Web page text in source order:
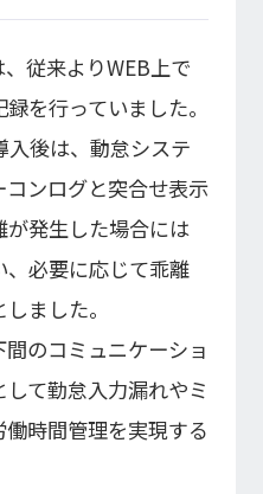
従来よりWEB上で
を行っていました。
後は、動怠システ
ンログと突合せ表示
発生した場合には
必要に応じて乖離
ました。
のコミュニケーショ
て勤怠入力漏れやミ
時間管理を実現する